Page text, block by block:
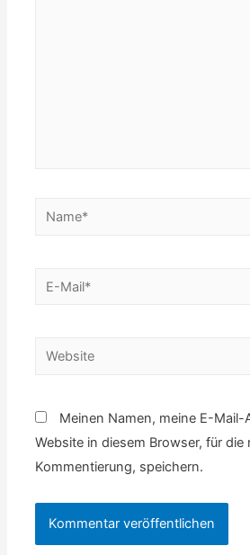
Name*
E-
Website
Meinen Namen, meine E-Mail-
Website in diesem Browser, für die
Kommentierung, speichern.